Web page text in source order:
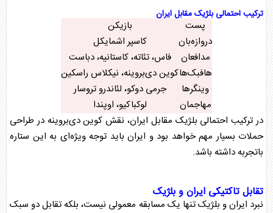
ترکیب احتمالی بلژیک مقابل ایران
پست
بازیکن
دروازه‌بان
کاسپر اشمایکل
مدافعان
فاس، تئاته، کاستانیه، دباست
هافبک‌هاکوین دی‌بروینه، نیکلاس راسکین
وینگرها
جرمی دوکو، لئاندرو تروسار
مهاجمان
لوکباکیو، اوپندا
در ترکیب احتمالی بلژیک مقابل ایران، نقش کوین دی‌بروینه در طراحی
حملات بسیار مهم خواهد بود و ایران باید توجه ویژه‌ای به این ستاره
باتجربه داشته باشد.
تقابل تاکتیکی ایران و بلژیک
نبرد ایران و بلژیک تنها یک مسابقه معمولی نیست، بلکه تقابل دو سبک